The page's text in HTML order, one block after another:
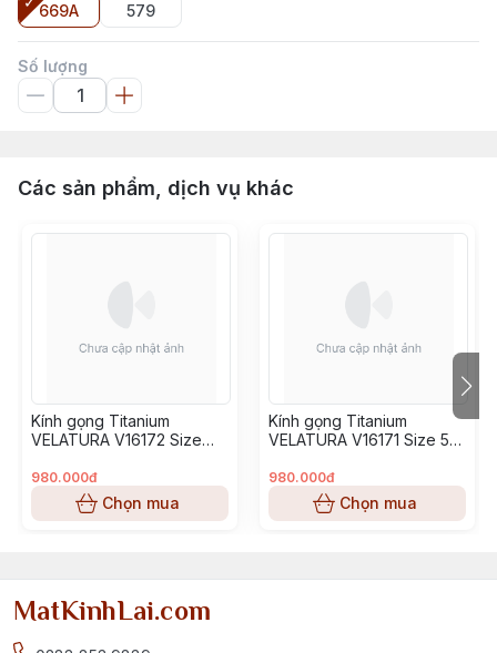
669A
579
Số lượng
Các sản phẩm, dịch vụ khác
Kính gọng Titanium
VELATURA V16172 Size
980.000đ
Chọn mua
Kính gọng Titanium
VELATURA V16171 Size 53-
980.000đ
Chọn mua
MatKinhLai.com